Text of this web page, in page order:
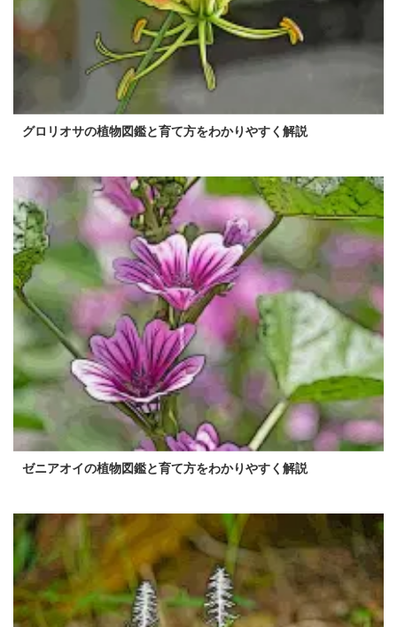
グロリオサの植物図鑑と育て方をわかりやすく解説
ゼニアオイの植物図鑑と育て方をわかりやすく解説